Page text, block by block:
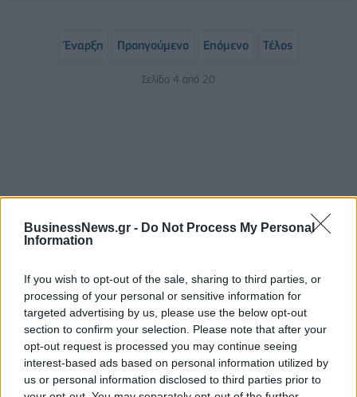
BusinessNews.gr - Do Not Process My Personal
Information
If you wish to opt-out of the sale, sharing to third parties, or
processing of your personal or sensitive information for
targeted advertising by us, please use the below opt-out
section to confirm your selection. Please note that after your
opt-out request is processed you may continue seeing
interest-based ads based on personal information utilized by
us or personal information disclosed to third parties prior to
Έναρξη Προηγούμενο Επόμενο Τέλος
Σελίδα 4 από 20
ΡΟΗ ΕΙΔΗΣΕΩΝ
Χρηματιστήριο: Πτώση κατά 0,18%, στα 315,71
εκατ. ευρώ ο τζίρος
05/08/2026 - 18:27 ΟΙΚΟΝΟΜΙΑ